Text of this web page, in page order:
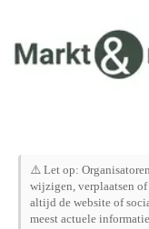
inhoud
⚠️ Let op:
wijzigen, verplaatsen
altijd de website of
meest actuele